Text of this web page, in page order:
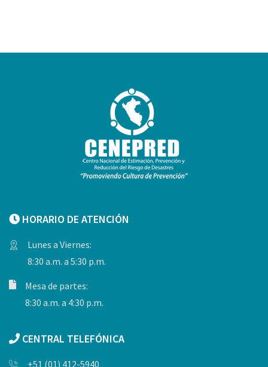
HORARIO DE ATENCIÓN
Lunes a Viernes:
8:30 a.m. a 5:30 p.m.
Mesa de partes:
8:30 a.m. a 4:30 p.m.
CENTRAL TELEFÓNICA
+51 (01) 412-5940